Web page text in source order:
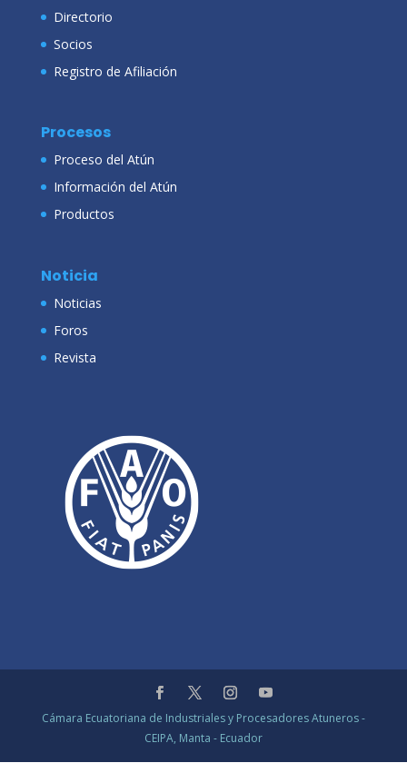
Directorio
Socios
Registro de Afiliación
Procesos
Proceso del Atún
Información del Atún
Productos
Noticia
Noticias
Foros
Revista
Cámara Ecuatoriana de Industriales y Procesadores Atuneros -
CEIPA, Manta - Ecuador